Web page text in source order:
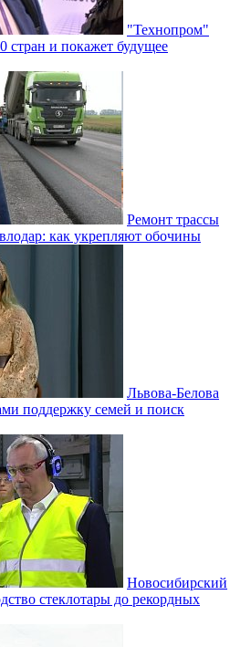
"Технопром"
стран и покажет будущее
Ремонт трассы
как укрепляют обочины
Львова-Белова
поддержку семей и поиск
Новосибирский
стеклотары до рекордных